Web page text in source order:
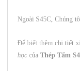
Ngoài S45C, Chúng
Để biết thêm chi tiết
học của Thép Tấm